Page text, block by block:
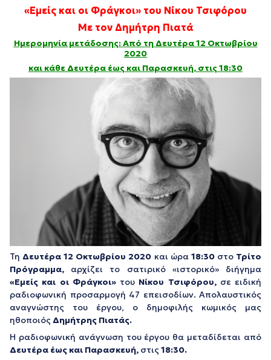
«Εμείς και οι Φράγκοι» του Νίκου Τσιφόρου
Με τον Δημήτρη Πιατά
Ημερομηνία μετάδοσης:Από τη Δευτέρα 12 Οκτωβρίου
2020
και κάθε Δευτέρα έως και Παρασκευή, στις 18:30
Τη Δευτέρα 12 Οκτωβρίου 2020 και ώρα 18:30στο Τρίτο
Πρόγραμμα, αρχίζει το σατιρικό «ιστορικό» διήγημα
«Εμείς και οι Φράγκοι»του Νίκου Τσιφόρου, σε ειδική
ραδιοφωνική προσαρμογή 47 επεισοδίων. Απολαυστικός
αναγνώστης του έργου, ο δημοφιλής κωμικός μας
ηθοποιός Δημήτρης Πιατάς.
Η ραδιοφωνική ανάγνωση του έργου θα μεταδίδεται από
Δευτέρα έως και Παρασκευή, στις18:30.